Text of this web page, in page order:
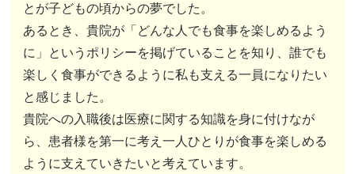
とが子どもの頃からの夢でした。
あるとき、貴院が「どんな人でも食事を楽しめるよう
に」というポリシーを掲げていることを知り、誰でも
楽しく食事ができるように私も支える一員になりたい
と感じました。
貴院への入職後は医療に関する知識を身に付けなが
ら、患者様を第一に考え一人ひとりが食事を楽しめる
ように支えていきたいと考えています。